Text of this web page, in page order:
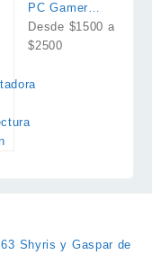
PC Gamer
Intel Core
Desde $1500 a
$2500
Shyris y Gaspar de